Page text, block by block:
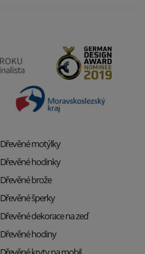
Dřevěné motýlky
Dřevěné hodinky
Dřevěné brože
Dřevěné šperky
Dřevěné dekorace na zeď
Dřevěné hodiny